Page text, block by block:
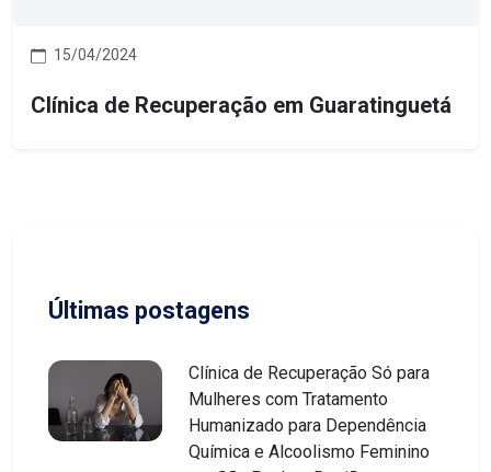
15/04/2024
Clínica de Recuperação em Guaratinguetá
Últimas postagens
Clínica de Recuperação Só para
Mulheres com Tratamento
Humanizado para Dependência
Química e Alcoolismo Feminino